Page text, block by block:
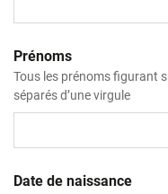
Prénoms
Tous les prénoms figurant
séparés d’une virgule
Date de naissance